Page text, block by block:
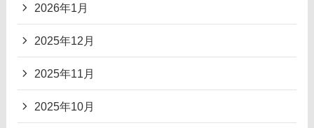
2026年1月
2025年12月
2025年11月
2025年10月